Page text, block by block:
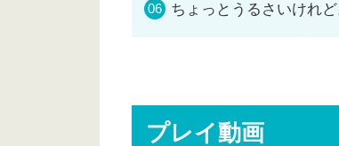
ちょっとうるさいけれど
プレイ動画